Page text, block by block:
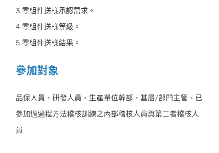
3.零組件送樣承認需求。
4.零組件送樣等級。
5.零組件送樣結果。
參加對象
品保人員、研發人員、生產單位幹部、基層/部門主管、已
參加過過程方法稽核訓練之內部稽核人員與第二者稽核人
員